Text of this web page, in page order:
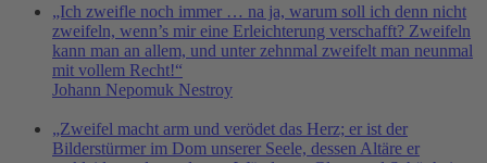
„Ich zweifle noch immer … na ja, warum soll ich denn nicht
zweifeln, wenn’s mir eine Erleichterung verschafft? Zweifeln
kann man an allem, und unter zehnmal zweifelt man neunmal
mit vollem Recht!“
Johann Nepomuk Nestroy
„Zweifel macht arm und verödet das Herz; er ist der
Bilderstürmer im Dom unserer Seele, dessen Altäre er